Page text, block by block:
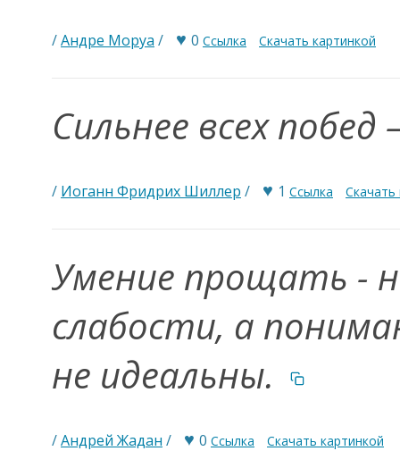
/Андре Моруа / ♥ 0 Ссылка Скачать картинкой
Сильнее всех
/ Иоганн Фридрих Шиллер / ♥ 1 Ссылка Скачать
Умение прощать -
слабости, а
не идеальны.
/Андрей Жадан / ♥ 0 Ссылка Скачать картинкой